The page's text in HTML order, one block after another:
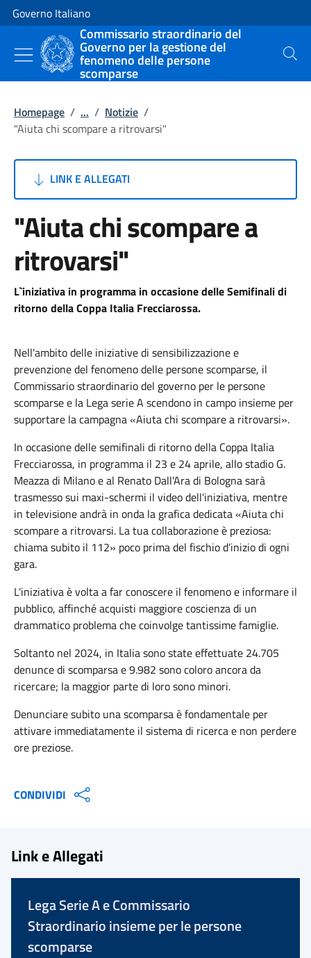
Vai al contenuto
Vai alla navigazione del sito
Governo Italiano
Commissario straordinario del
Governo per la gestione del
fenomeno delle persone
scomparse
Cerca
Homepage / ... / Notizie /
"Aiuta chi scompare a ritrovarsi"
LINK E ALLEGATI
"Aiuta chi scompare a
ritrovarsi"
L`iniziativa in programma in occasione delle Semifinali di
ritorno della Coppa Italia Frecciarossa.
Nell'ambito delle iniziative di sensibilizzazione e
prevenzione del fenomeno delle persone scomparse, il
Commissario straordinario del governo per le persone
scomparse e la Lega serie A scendono in campo insieme per
supportare la campagna «Aiuta chi scompare a ritrovarsi».
In occasione delle semifinali di ritorno della Coppa Italia
Frecciarossa, in programma il 23 e 24 aprile, allo stadio G.
Meazza di Milano e al Renato Dall'Ara di Bologna sarà
trasmesso sui maxi-schermi il video dell'iniziativa, mentre
in televisione andrà in onda la grafica dedicata «Aiuta chi
scompare a ritrovarsi. La tua collaborazione è preziosa:
chiama subito il 112» poco prima del fischio d'inizio di ogni
gara.
L'iniziativa è volta a far conoscere il fenomeno e informare il
pubblico, affinché acquisti maggiore coscienza di un
drammatico problema che coinvolge tantissime famiglie.
Soltanto nel 2024, in Italia sono state effettuate 24.705
denunce di scomparsa e 9.982 sono coloro ancora da
ricercare; la maggior parte di loro sono minori.
Denunciare subito una scomparsa è fondamentale per
attivare immediatamente il sistema di ricerca e non perdere
ore preziose.
CONDIVIDI
Link e Allegati
Lega Serie A e Commissario
Straordinario insieme per le persone
scomparse